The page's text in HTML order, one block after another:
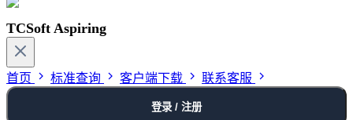
TCSoft Aspiring
首页 标准查询 客户端下载 联系客服
登录 / 注册